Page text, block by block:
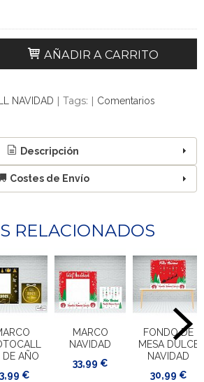
AÑADIR A CARRITO
NAVIDAD | Tags: | Comentarios
Descripción
Costes de Envío
RELACIONADOS
DE AÑO
€
MARCO
NAVIDAD
33,99 €
FONDO DE
MESA DULCE
NAVIDAD
30,99 €